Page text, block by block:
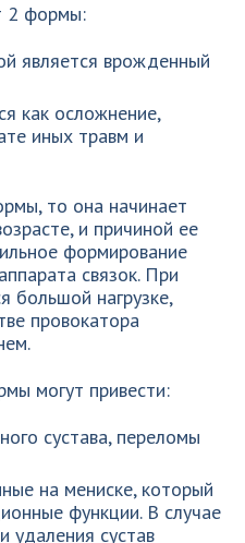
2 формы:
является врожденный
как осложнение,
иных травм и
то она начинает
и причиной ее
формирование
связок. При
большой нагрузке,
провокатора
могут привести:
сустава, переломы
на мениске, который
функции. В случае
удаления сустав